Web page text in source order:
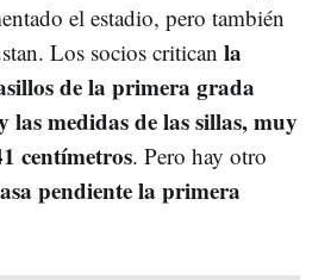
el estadio, pero también
Los socios critican la
de la primera grada
las medidas de las sillas, muy
centímetros. Pero hay otro
pendiente la primera